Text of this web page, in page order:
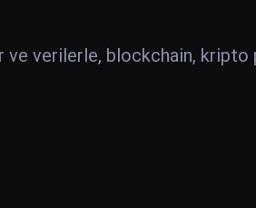
ve verilerle, blockchain,